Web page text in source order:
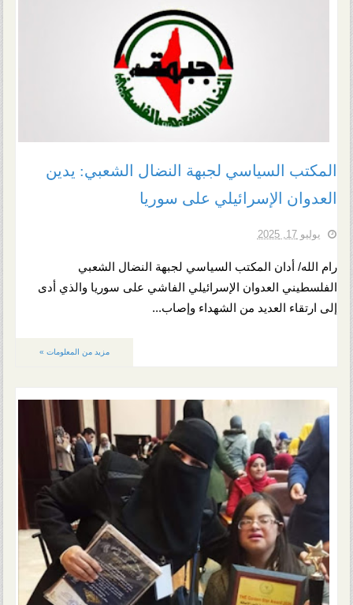
المكتب السياسي لجبهة النضال الشعبي: يدين
العدوان الإسرائيلي على سوريا
يوليو 17, 2025
رام الله/ أدان المكتب السياسي لجبهة النضال الشعبي
الفلسطيني العدوان الإسرائيلي الفاشي على سوريا والذي أدى
إلى ارتقاء العديد من الشهداء وإصاب...
مزيد من المعلومات »